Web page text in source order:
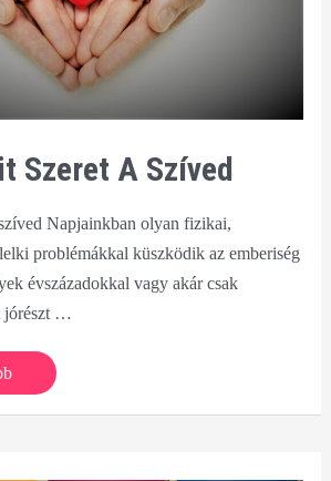
Szeret A Szíved
Napjainkban olyan fizikai,
problémákkal küszködik az emberiség
évszázadokkal vagy akár csak
jórészt …